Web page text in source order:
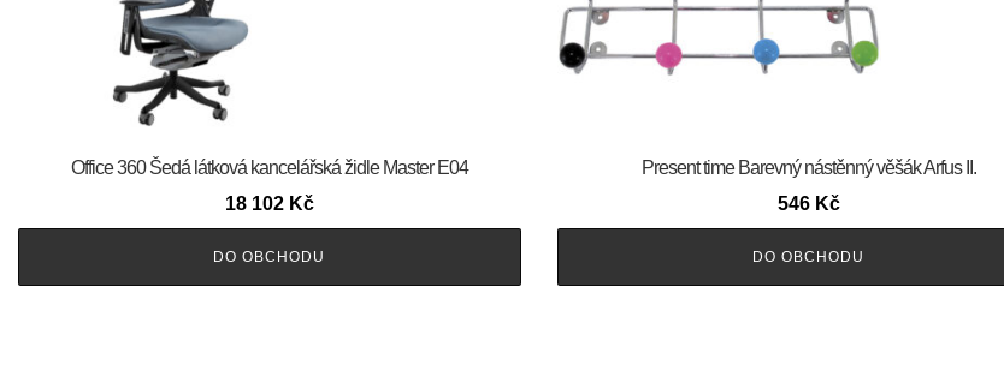
Office 360 Šedá látková kancelářská židle Master E04
18 102 Kč
DO OBCHODU
Present time Barevný nástěnný věšák Arfus II.
546 Kč
DO OBCHODU